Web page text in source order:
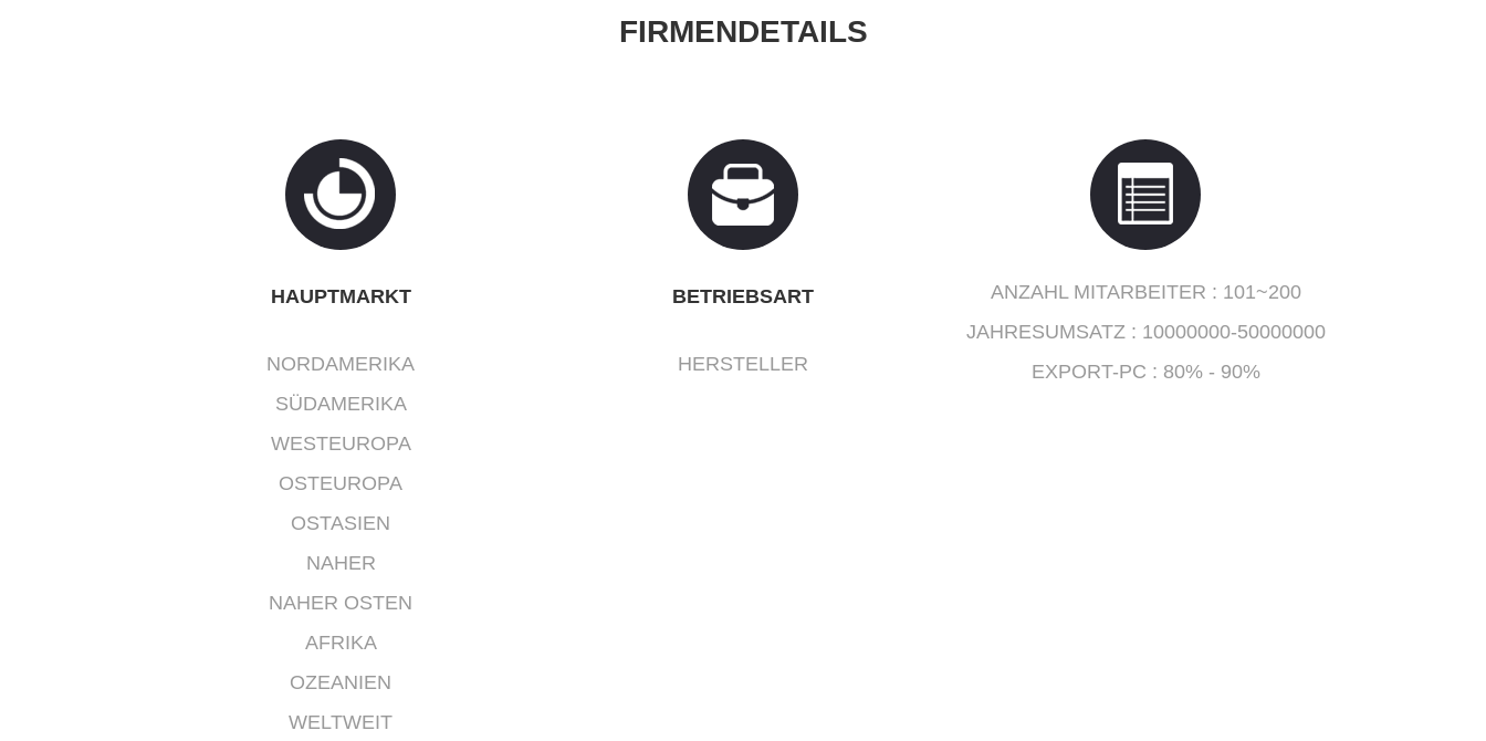
FIRMENDETAILS
HAUPTMARKT
NORDAMERIKA
SÜDAMERIKA
WESTEUROPA
OSTEUROPA
OSTASIEN
NAHER
NAHER OSTEN
AFRIKA
OZEANIEN
WELTWEIT
BETRIEBSART
HERSTELLER
ANZAHL MITARBEITER : 101~200
JAHRESUMSATZ : 10000000-50000000
EXPORT-PC : 80% - 90%